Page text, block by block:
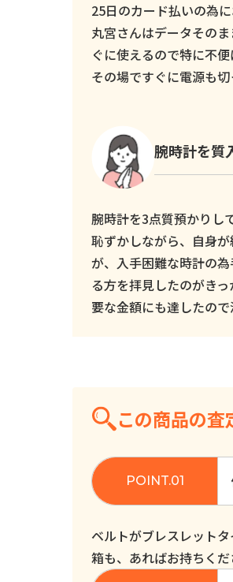
25日のカード払いの為
丸宮さんはデータその
ぐに使えるので特に不便
その場ですぐに電源も
腕時計を質
腕時計を3点質預かりし
恥ずかしながら、自身
が、入手困難な時計の
る方を拝見したのがき
要な金額にも達したの
この商品の査
ベルトがブレスレット
箱も、あればお持ちくだ